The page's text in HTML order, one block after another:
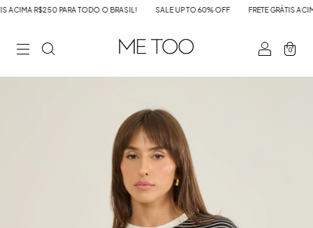
R$250 PARA TODO O BRASIL! SALE UP TO 60% OFF FRETE GRÁTIS
0